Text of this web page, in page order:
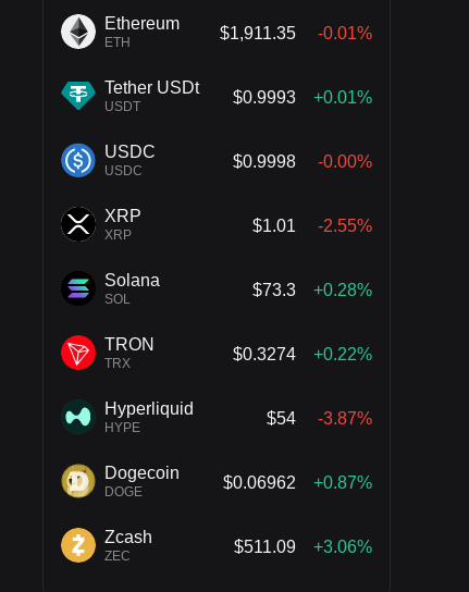
Ethereum
ETH
$1,911.35 -0.01%
Tether USDt
USDT
$0.9993 +0.01%
USDC
USDC
$0.9998 -0.00%
XRP
XRP
$1.01 -2.55%
Solana
SOL
$73.3 +0.28%
TRON
TRX
$0.3274 +0.22%
Hyperliquid
HYPE
$54 -3.87%
Dogecoin
DOGE
$0.06962 +0.87%
Zcash
ZEC
$511.09 +3.06%